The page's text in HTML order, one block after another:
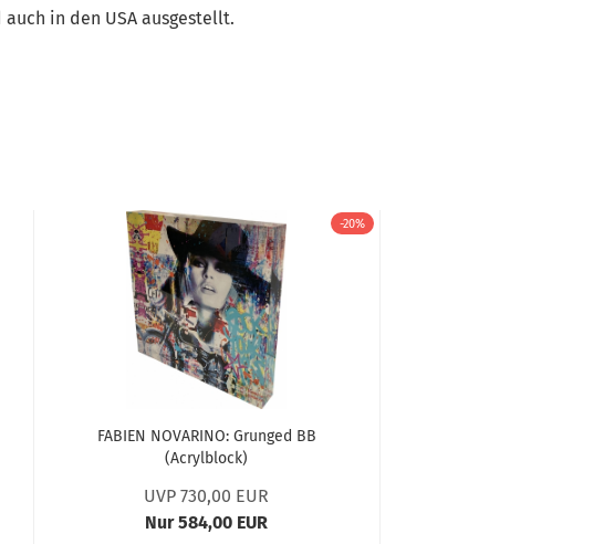
in den USA ausgestellt.
-20%
FABIEN NOVARINO: Grunged BB
(Acrylblock)
UVP 730,00 EUR
Nur 584,00 EUR